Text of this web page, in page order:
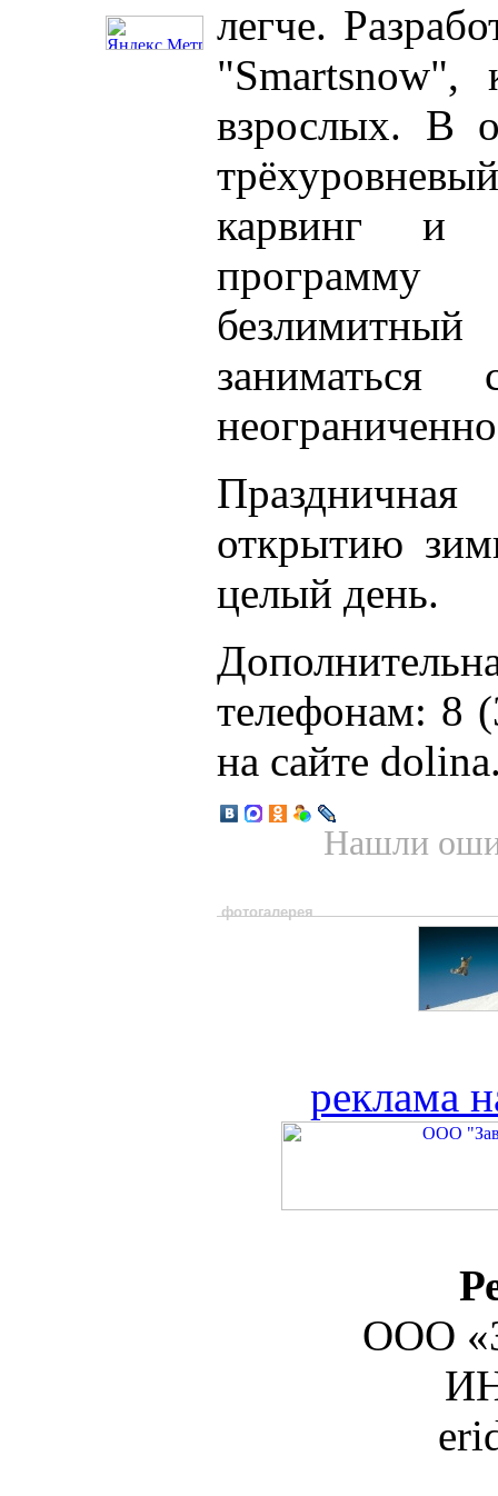
легче.
взрослых. В
карвинг и
открытию
целый день.
телефонам: 8
на сайте
Нашли
фотогалерея
реклама
ООО